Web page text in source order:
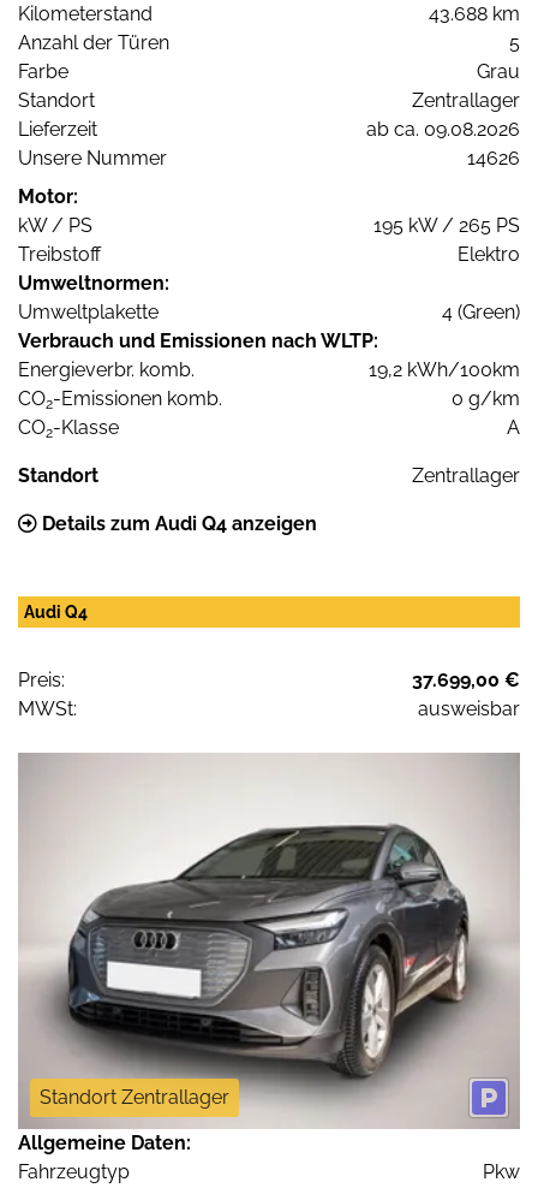
Kilometerstand
43.688 km
Anzahl der Türen
5
Farbe
Grau
Standort
Zentrallager
Lieferzeit
ab ca. 09.08.2026
Unsere Nummer
14626
Motor:
kW / PS
195 kW / 265 PS
Treibstoff
Elektro
Umweltnormen:
Umweltplakette
4 (Green)
Verbrauch und Emissionen nach WLTP:
Energieverbr. komb.
19,2 kWh/100km
CO2-Emissionen komb.
0 g/km
CO2-Klasse A
Standort Zentrallager
Details zum Audi Q4 anzeigen
Audi Q4
Preis:
37.699,00 €
MWSt:
ausweisbar
Standort Zentrallager
Allgemeine Daten:
Fahrzeugtyp
Pkw